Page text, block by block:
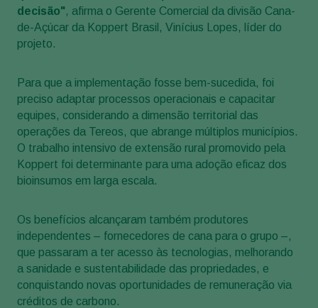
decisão", afirma o Gerente Comercial da divisão Cana-
de-Açúcar da Koppert Brasil, Vinícius Lopes, líder do
projeto.
Para que a implementação fosse bem-sucedida, foi
preciso adaptar processos operacionais e capacitar
equipes, considerando a dimensão territorial das
operações da Tereos, que abrange múltiplos municípios.
O trabalho intensivo de extensão rural promovido pela
Koppert foi determinante para uma adoção eficaz dos
bioinsumos em larga escala.
Os benefícios alcançaram também produtores
independentes – fornecedores de cana para o grupo –,
que passaram a ter acesso às tecnologias, melhorando
a sanidade e sustentabilidade das propriedades, e
conquistando novas oportunidades de remuneração via
créditos de carbono.